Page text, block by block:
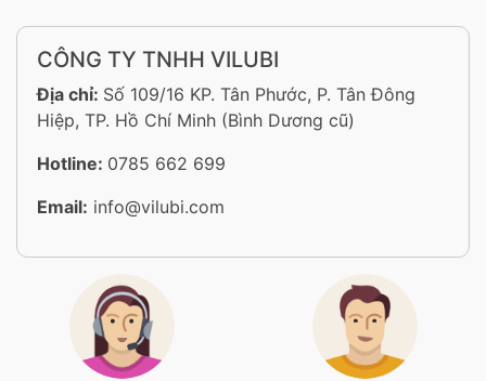
CÔNG TY TNHH VILUBI
Địa chỉ: Số 109/16 KP. Tân Phước, P. Tân Đông
Hiệp, TP. Hồ Chí Minh (Bình Dương cũ)
Hotline: 0785 662 699
Email: info@vilubi.com